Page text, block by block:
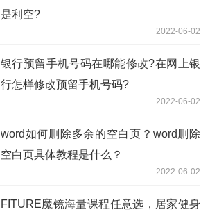
是利空?
2022-06-02
银行预留手机号码在哪能修改?在网上银
行怎样修改预留手机号码?
2022-06-02
word如何删除多余的空白页？word删除
空白页具体教程是什么？
2022-06-02
FITURE魔镜海量课程任意选，居家健身